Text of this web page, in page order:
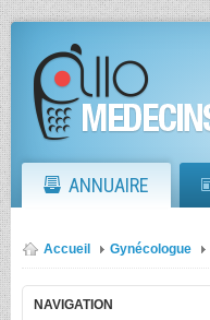
ANNUAIRE
Accueil Gynécologue
NAVIGATION